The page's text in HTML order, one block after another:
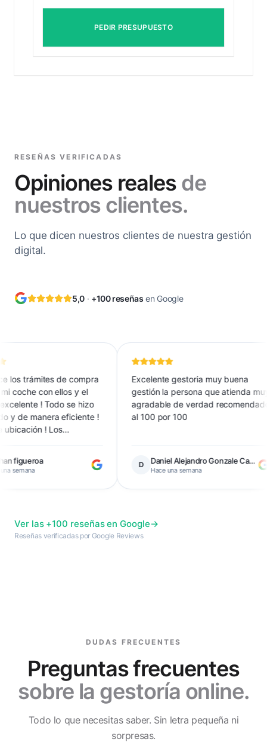
PEDIR PRESUPUESTO
RESEÑAS VERIFICADAS
Opiniones reales de
nuestros clientes.
Lo que dicen nuestros clientes de nuestra gestión
digital.
5,0· +100 reseñas en Google
de compra
con ellos y el
! Todo se hizo
eficiente !
! Los
Excelente gestoria muy buena
gestión la persona que atienda muy
agradable de verdad recomendado
al 100 por 100
Daniel Alejandro Gonzale Carbonell
Hace una semana
Ver las +100 reseñas en Google→
Reseñas verificadas por Google Reviews
DUDAS FRECUENTES
Preguntas frecuentes
sobre la gestoría online.
Todo lo que necesitas saber. Sin letra pequeña ni
sorpresas.